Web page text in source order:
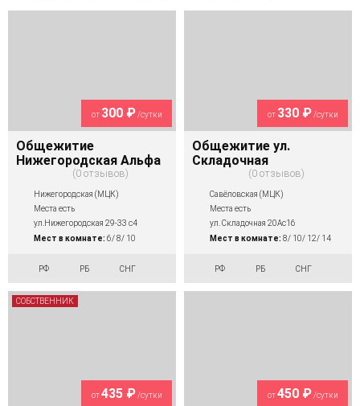
от 300 ₽/сутки
Общежитие
Нижегородская Альфа
0 отзывов
Нижегородская (МЦК)
Места есть
ул.Нижегородская 29-33 с4
Мест в комнате: 6/ 8/ 10
РФ РБ СНГ
от 330 ₽/сутки
Общежитие ул.
Складочная
0 отзывов
Савёловская (МЦК)
Места есть
ул. Складочная 20Ас16
Мест в комнате: 8/ 10/ 12/ 14
РФ РБ СНГ
от435 ₽/сутки
СОБСТВЕННИК
от450 ₽/сутки